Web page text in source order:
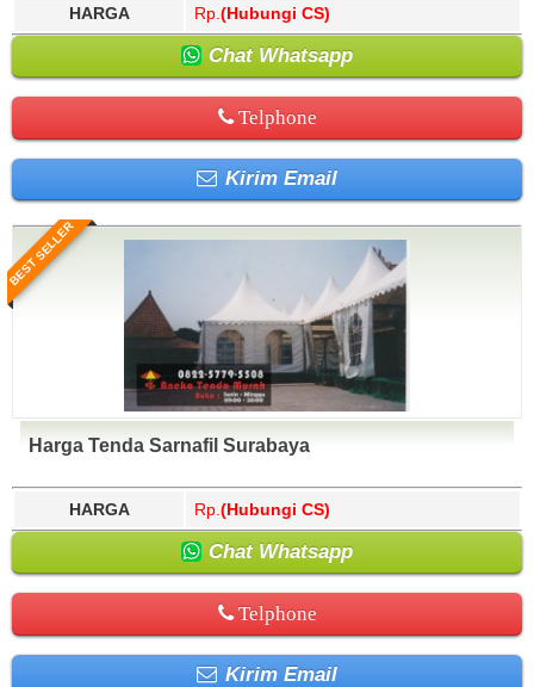
HARGA Rp. (Hubungi CS)
Chat Whatsapp
Telphone
Kirim Email
BEST SELLER
Harga Tenda Sarnafil Surabaya
HARGA Rp. (Hubungi CS)
Chat Whatsapp
Telphone
Kirim Email